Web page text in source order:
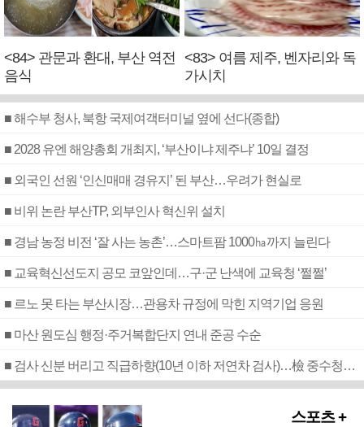
<84> 관문과 환대, 부산 역전
음식
<83> 여름 제주, 벤자리와 독
가시치
■ 해수부 청사, 북항 국제여객터미널 옆에 선다(종합)
■ 2028 유엔 해양총회 개최지, ‘부산이냐 제주냐’ 10일 결정
■ 외국인 선원 ‘인신매매 경유지’ 된 부산…우려가 현실로
■ 비위 논란 부산TP, 외부인사 혁신위 설치
■ 경남 농정 비전 ‘잘 사는 농촌’…스마트팜 1000㏊까지 늘린다
■ 교육혁신선도지 공모 코앞인데…구·군 난색에 교육청 ‘쩔쩔’
■ 르노 못 타는 부산시장…관용차 규정에 막힌 지역기업 응원
■ 마산 원도심 행정·주거복합단지 연내 준공 수순
■ 검사 신분 버리고 직급하향(10년 이하 저연차 검사)…檢 중수청행 기피
스포츠 +